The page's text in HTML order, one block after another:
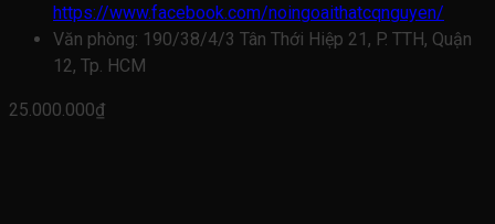
https://www.facebook.com/noingoaithatcqnguyen/
Văn phòng: 190/38/4/3 Tân Thới Hiệp 21, P. TTH, Quận
12, Tp. HCM
25.000.000₫